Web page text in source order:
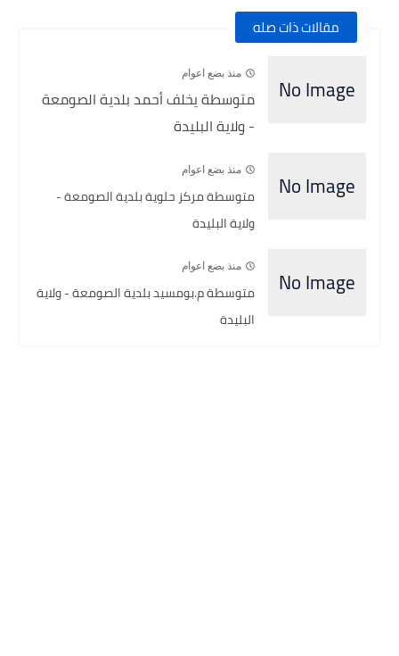
مقالات ذات صله
منذ بضع اعوام
متوسطة يخلف أحمد بلدية الصومعة
- ولاية البليدة
منذ بضع اعوام
متوسطة مركز حلوية بلدية الصومعة -
ولاية البليدة
منذ بضع اعوام
متوسطة م.بومسيد بلدية الصومعة - ولاية
البليدة